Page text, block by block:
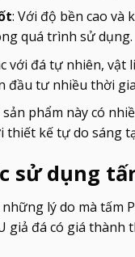
: Với độ bền cao và
quá trình sử dụng.
với đá tự nhiên, vật
đầu tư nhiều thời
sản phẩm này có
thiết kế tự do sáng
sử dụng
lý do mà tấm
giả đá có giá thành